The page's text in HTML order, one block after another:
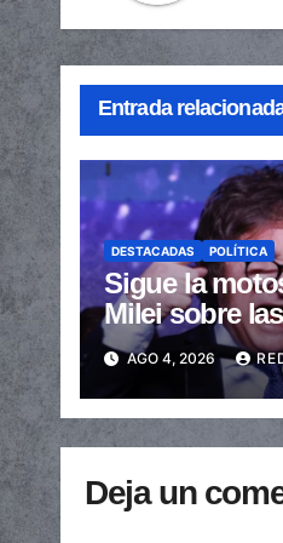
Entrada
DESTACADAS POLÍTICA
Sigue la
Milei sobre las
provincias:
caída de las
automáticas
AGO 4, 2026
Deja un